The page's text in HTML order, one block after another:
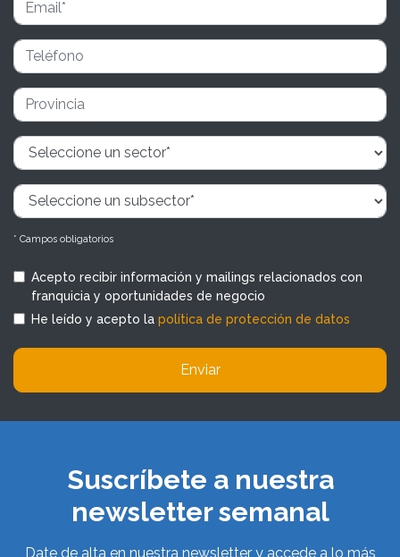
* Campos obligatorios
Acepto recibir información y mailings relacionados con
franquicia y oportunidades de negocio
He leído y acepto la política de protección de datos
Enviar
Suscríbete a nuestra
newsletter semanal
Date de alta en nuestra newsletter y accede a lo más